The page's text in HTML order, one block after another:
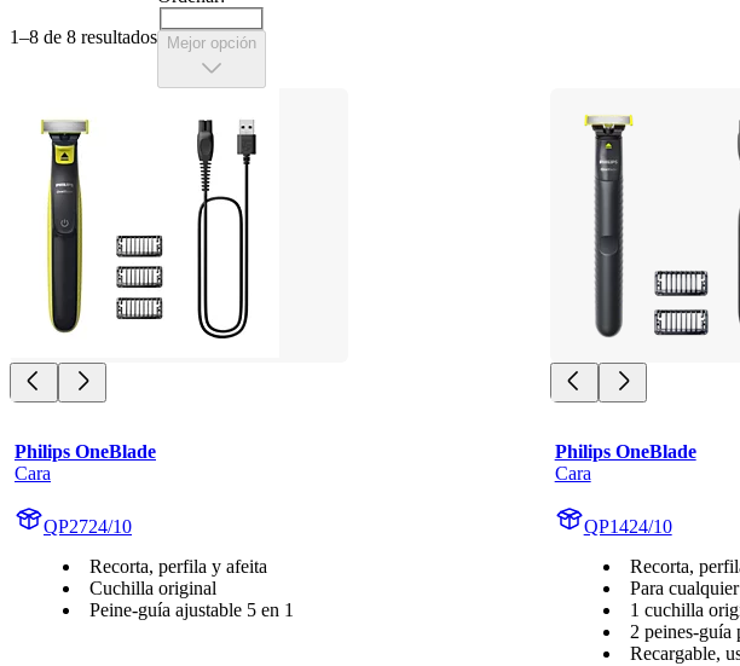
1–8 de 8 resultados Mejor opción
Philips OneBlade
Cara
QP2724/10
Recorta, perfila y afeita
Cuchilla original
Peine-guía ajustable 5 en 1
Philips OneBlade
Cara
QP1424/10
Recorta,
Para
1 cuchilla
2 peines-guía
Recargable,